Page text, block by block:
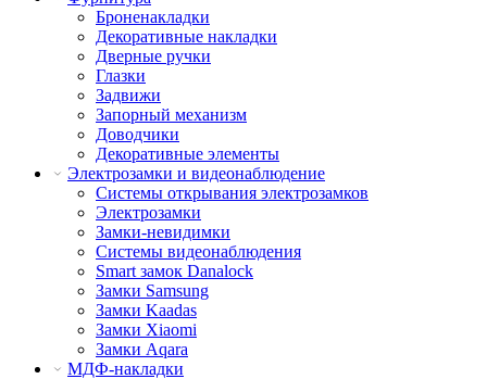
Броненакладки
Декоративные накладки
Дверные ручки
Глазки
Задвижи
Запорный механизм
Доводчики
Декоративные элементы
Электрозамки и видеонаблюдение
Системы открывания электрозамков
Электрозамки
Замки-невидимки
Системы видеонаблюдения
Smart замок Danalock
Замки Samsung
Замки Kaadas
Замки Xiaomi
Замки Aqara
МДФ-накладки